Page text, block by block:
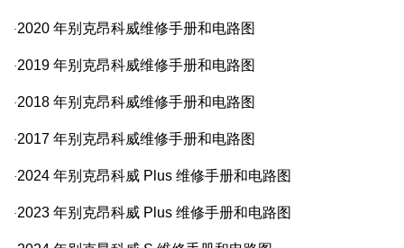
·2020 年别克昂科威维修手册和电路图
·2019 年别克昂科威维修手册和电路图
·2018 年别克昂科威维修手册和电路图
·2017 年别克昂科威维修手册和电路图
·2024 年别克昂科威 Plus 维修手册和电路图
·2023 年别克昂科威 Plus 维修手册和电路图